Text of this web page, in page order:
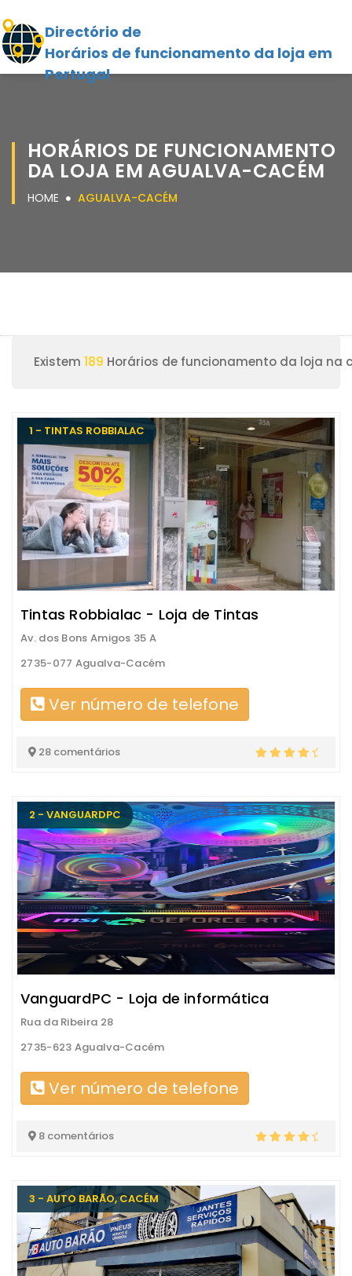
Directório de
Horários de funcionamento da loja em
Portugal
HORÁRIOS DE FUNCIONAMENTO
DA LOJA EM AGUALVA-CACÉM
HOME AGUALVA-CACÉM
Existem 189 Horários de funcionamento da loja na
1 - TINTAS ROBBIALAC
Tintas Robbialac - Loja de Tintas
Av. dos Bons Amigos 35 A
2735-077 Agualva-Cacém
Ver número de telefone
28 comentários
2 - VANGUARDPC
VanguardPC - Loja de informática
Rua da Ribeira 28
2735-623 Agualva-Cacém
Ver número de telefone
8 comentários
3 - AUTO BARÃO, CACÉM